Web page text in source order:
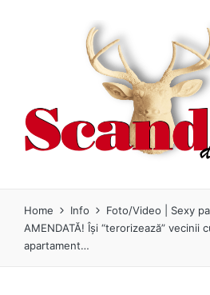
Home Info
Foto/Video | Sexy
AMENDATĂ! Își “terorizează” vecinii
apartament…